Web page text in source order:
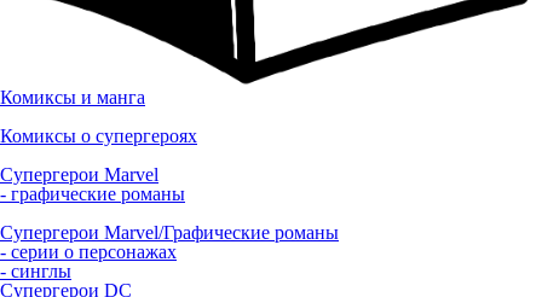
Комиксы и манга
Комиксы о супергероях
Супергерои Marvel
- графические романы
Супергерои Marvel/Графические романы
- серии о персонажах
- синглы
Супергерои DC